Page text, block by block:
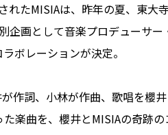
たMISIAは、昨年の夏、東大
企画として音楽プロデューサ
ボレーションが決定。
作詞、小林が作曲、歌唱を櫻
楽曲を、櫻井とMISIAの奇跡